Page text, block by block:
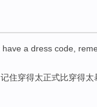
have a dress code
记住穿得太正式比穿得太